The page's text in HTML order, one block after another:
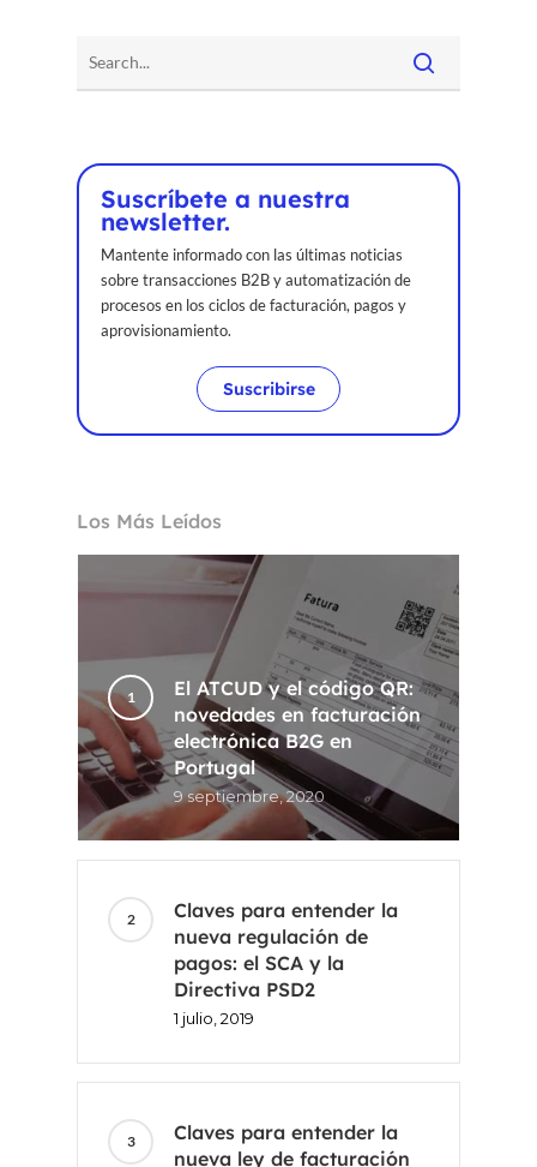
Suscríbete a nuestra
newsletter.
Mantente informado con las últimas noticias
sobre transacciones B2B y automatización de
procesos en los ciclos de facturación, pagos y
aprovisionamiento.
Suscribirse
Los Más Leídos
El ATCUD y el código QR:
novedades en facturación
electrónica B2G en
Portugal
9 septiembre, 2020
Claves para entender la
nueva regulación de
pagos: el SCA y la
Directiva PSD2
1 julio, 2019
Claves para entender la
nueva ley de facturación